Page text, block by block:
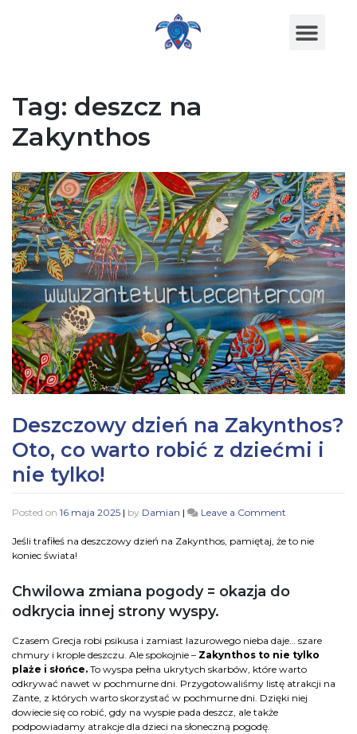
Tag: deszcz na
Zakynthos
Deszczowy dzień na Zakynthos?
Oto, co warto robić z dziećmi i
nie tylko!
Posted on 16 maja 2025 | by Damian | Leave a Comment
Jeśli trafiłeś na deszczowy dzień na Zakynthos, pamiętaj, że to nie
koniec świata!
Chwilowa zmiana pogody = okazja do
odkrycia innej strony wyspy.
Czasem Grecja robi psikusa i zamiast lazurowego nieba daje… szare
chmury i krople deszczu. Ale spokojnie – Zakynthos to nie tylko
plaże i słońce. To wyspa pełna ukrytych skarbów, które warto
odkrywać nawet w pochmurne dni. Przygotowaliśmy listę atrakcji na
Zante, z których warto skorzystać w pochmurne dni. Dzięki niej
dowiecie się co robić, gdy na wyspie pada deszcz, ale także
podpowiadamy atrakcje dla dzieci na słoneczną pogodę.